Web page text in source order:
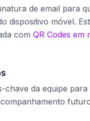
de email para
dispositivo móvel.
com QR Codes em
chave da equipe